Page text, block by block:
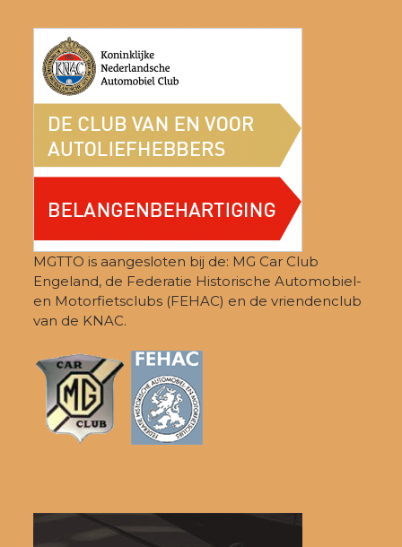
MGTTO is aangesloten bij de: MG Car Club
Engeland, de Federatie Historische Automobiel-
en Motorfietsclubs (FEHAC) en de vriendenclub
van de KNAC.